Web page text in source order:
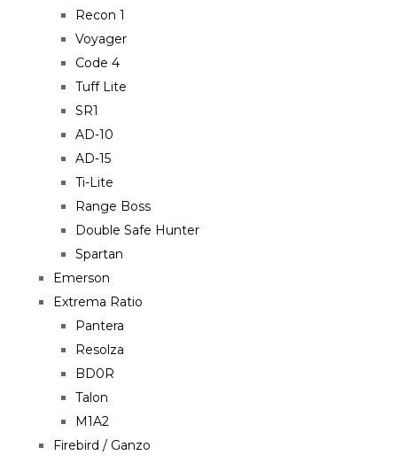
Recon 1
Voyager
Code 4
Tuff Lite
SR1
AD-10
AD-15
Ti-Lite
Range Boss
Double Safe Hunter
Spartan
Emerson
Extrema Ratio
Pantera
Resolza
BD0R
Talon
M1A2
Firebird / Ganzo